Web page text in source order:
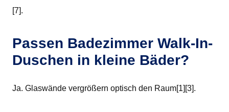
[7].
Passen Badezimmer Walk-In-
Duschen in kleine Bäder?
Ja. Glaswände vergrößern optisch den Raum[1][3].